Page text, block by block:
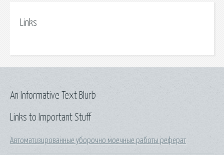
Links
Links to Important Stuff
Автоматизированные уборочно моечные работы реферат
An Informative Text Blurb